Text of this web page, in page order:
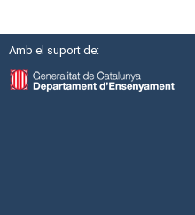
Amb el suport de: